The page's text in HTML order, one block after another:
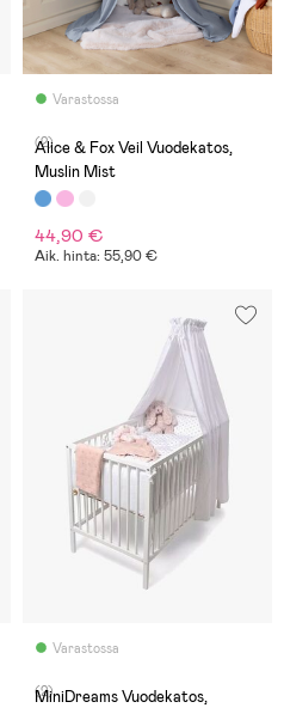
Varastossa
(2)
Alice & Fox Veil Vuodekatos,
Muslin Mist
44,90 €
Aik. hinta: 55,90 €
Varastossa
(2)
MiniDreams Vuodekatos,